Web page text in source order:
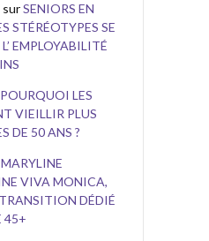
surSENIORS EN
STÉRÉOTYPES SE
EMPLOYABILITÉ
POURQUOI LES
VIEILLIR PLUS
DE 50 ANS ?
MARYLINE
VIVA MONICA,
DÉDIÉ
45+